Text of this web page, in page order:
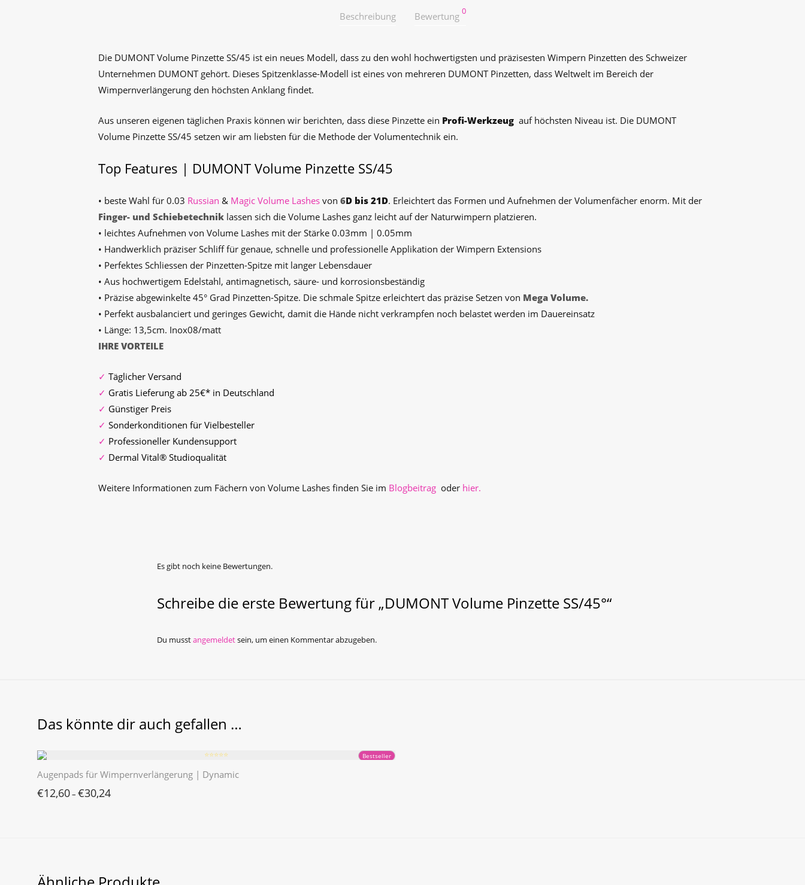
Beschreibung Bewertung 0
Die DUMONT Volume Pinzette SS/45 ist ein neues Modell, dass zu den wohl hochwertigsten und präzisesten Wimpern Pinzetten des Schweizer
Unternehmen DUMONT gehört. Dieses Spitzenklasse-Modell ist eines von mehreren DUMONT Pinzetten, dass Weltwelt im Bereich der
Wimpernverlängerung den höchsten Anklang findet.
Aus unseren eigenen täglichen Praxis können wir berichten, dass diese Pinzette ein Profi-Werkzeug auf höchsten Niveau ist. Die DUMONT
Volume Pinzette SS/45 setzen wir am liebsten für die Methode der Volumentechnik ein.
Top Features | DUMONT Volume Pinzette SS/45
• beste Wahl für 0.03 Russian & Magic Volume Lashes von 6D bis 21D. Erleichtert das Formen und Aufnehmen der Volumenfächer enorm. Mit der
Finger- und Schiebetechnik lassen sich die Volume Lashes ganz leicht auf der Naturwimpern platzieren.
• leichtes Aufnehmen von Volume Lashes mit der Stärke 0.03mm | 0.05mm
• Handwerklich präziser Schliff für genaue, schnelle und professionelle Applikation der Wimpern Extensions
• Perfektes Schliessen der Pinzetten-Spitze mit langer Lebensdauer
• Aus hochwertigem Edelstahl, antimagnetisch, säure- und korrosionsbeständig
• Präzise abgewinkelte 45° Grad Pinzetten-Spitze. Die schmale Spitze erleichtert das präzise Setzen von Mega Volume.
• Perfekt ausbalanciert und geringes Gewicht, damit die Hände nicht verkrampfen noch belastet werden im Dauereinsatz
• Länge: 13,5cm. Inox08/matt
IHRE VORTEILE
✓ Täglicher Versand
✓ Gratis Lieferung ab 25€* in Deutschland
✓ Günstiger Preis
✓ Sonderkonditionen für Vielbesteller
✓ Professioneller Kundensupport
✓ Dermal Vital® Studioqualität
Weitere Informationen zum Fächern von Volume Lashes finden Sie im Blogbeitrag oder hier.
Es gibt noch keine Bewertungen.
Schreibe die erste Bewertung für „DUMONT Volume Pinzette SS/45°“
Du musstangemeldetsein, um einen Kommentar abzugeben.
Das könnte dir auch gefallen …
Bestseller
⭐️⭐️⭐️⭐️⭐️
Augenpads für Wimpernverlängerung | Dynamic
€12,60– €30,24